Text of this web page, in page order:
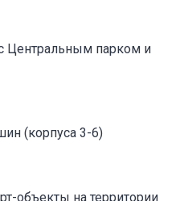
Центральным парком и
(корпуса 3-6)
объекты на территории